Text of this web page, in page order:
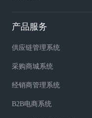
产品服务
供应链管理系统
采购商城系统
经销商管理系统
B2B电商系统